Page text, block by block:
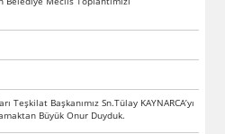
Teşkilat Başkanımız Sn.Tülay KAYNARCA’yı
Büyük Onur Duyduk.